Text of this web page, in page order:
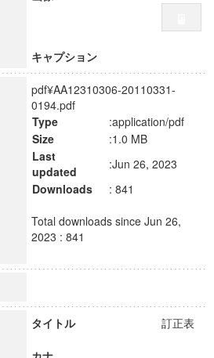
キャプション
pdf¥AA12310306-20110331-
0194.pdf
Type
:application/pdf
Size
:1.0 MB
Last
updated
:Jun 26, 2023
Downloads
: 841
Total downloads since Jun 26,
2023 : 841
タイトル 訂正表